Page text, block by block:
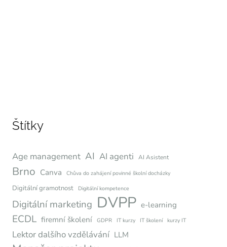
Štítky
Age management AI AI agenti AI Asistent
Brno Canva Chůva do zahájení povinné školní docházky
Digitální gramotnost Digitální kompetence
Digitální marketing DVPP e-learning
ECDL firemní školení GDPR IT kurzy IT školení kurzy IT
Lektor dalšího vzdělávání LLM